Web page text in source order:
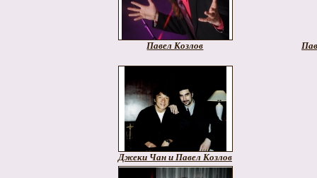
Павел Козлов
Джеки Чан и Павел Козлов